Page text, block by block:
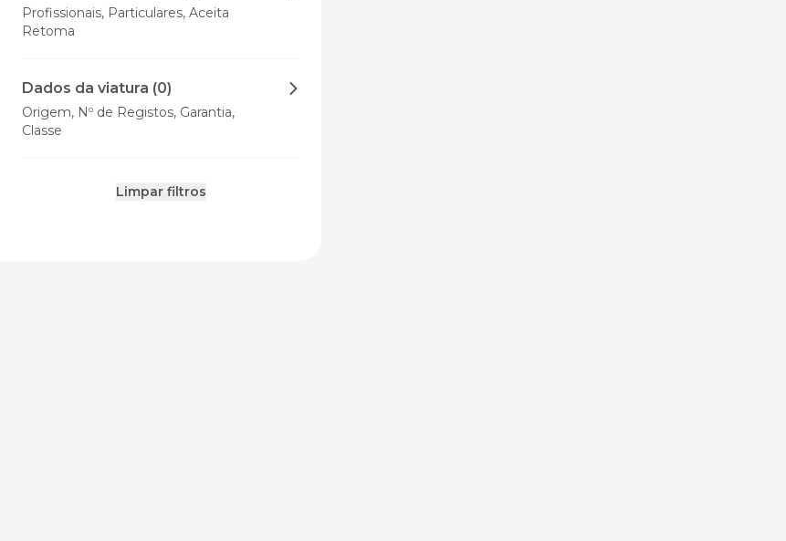
Profissionais, Particulares, Aceita
Retoma
Dados da viatura (0)
Origem, Nº de Registos, Garantia,
Classe
Limpar filtros